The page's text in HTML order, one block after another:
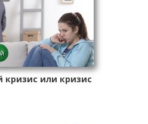
кризис или кризис